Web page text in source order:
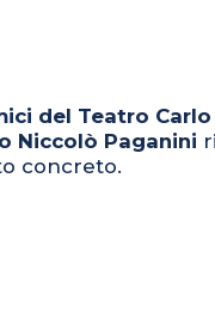
del Teatro
Niccolò Paganini
concreto.